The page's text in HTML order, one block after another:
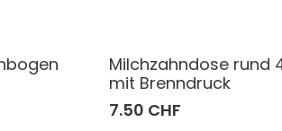
Milchzahndose rund
mit Brenndruck
7.50 CHF